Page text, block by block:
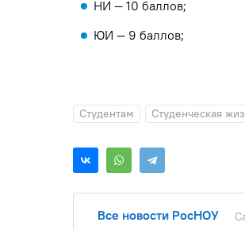
НИ — 10 баллов;
ЮИ — 9 баллов;
Студентам Студенческая
Все новости РосНОУ